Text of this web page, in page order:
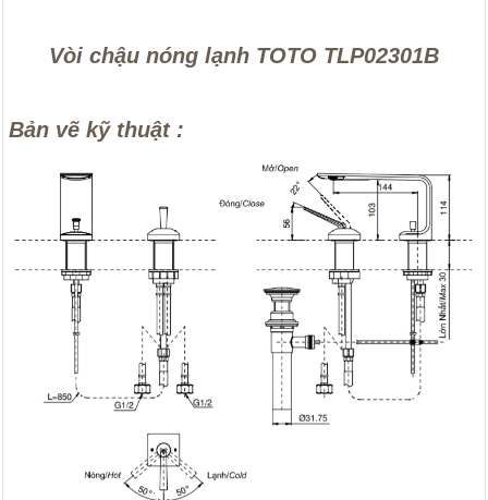
Vòi chậu nóng lạnh TOTO TLP02301B
Bản vẽ kỹ thuật :